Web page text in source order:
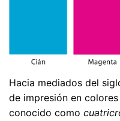
Hacia mediados del
de impresión en
conocido como